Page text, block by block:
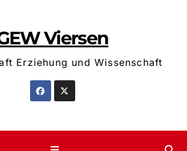
Viersen
Erziehung und Wissenschaft